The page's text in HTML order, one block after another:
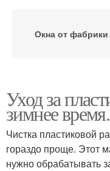
Окна от фабрики
Уход за
Уход за
зимнее
Чистка пластиковой
гораздо проще. Этот
нужно обрабатывать